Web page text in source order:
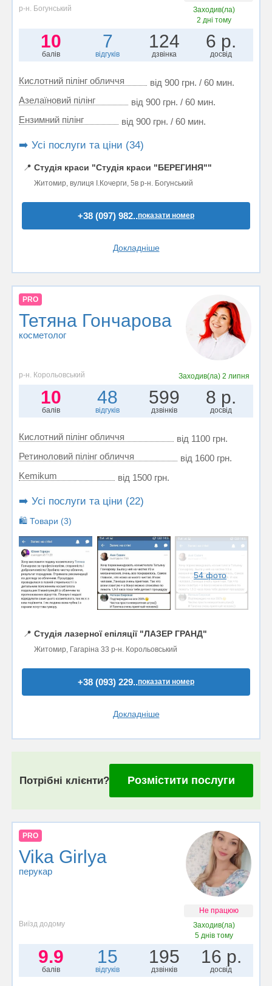
р-н. Богунський
Заходив(ла)
2 дні тому
10
балів
7
відгуків
124
дзвінка
6 р.
досвід
Кислотний пілінг обличчя
від 900 грн. / 60 мин.
Азелаїновий пілінг
від 900 грн. / 60 мин.
Ензимний пілінг
від 900 грн. / 60 мин.
➡️ Усі послуги та ціни (34)
📍 Студія краси "Студія краси "БЕРЕГИНЯ""
Житомир, вулиця І.Кочерги, 5в р-н. Богунський
+38 (097) 982..показати номер
Докладніше
PRO
Тетяна Гончарова
косметолог
р-н. Корольовський Заходив(ла)2 липня
10
балів
48
відгуків
599
дзвінків
8 р.
досвід
Кислотний пілінг обличчя
від 1100 грн.
Ретиноловий пілінг обличчя
від 1600 грн.
Kemikum
від 1500 грн.
➡️ Усі послуги та ціни (22)
🛍️ Товари (3)
54 фото
📍 Студія лазерної епіляції "ЛАЗЕР ГРАНД"
Житомир, Гагаріна 33 р-н. Корольовський
+38 (093) 229..показати номер
Докладніше
Потрібні клієнти? Розмістити послуги
PRO
Vika Girlya
перукар
Не працюю
Виїзд додому
Заходив(ла)
5 днів тому
9.9
балів
15
відгуків
195
дзвінків
16 р.
досвід